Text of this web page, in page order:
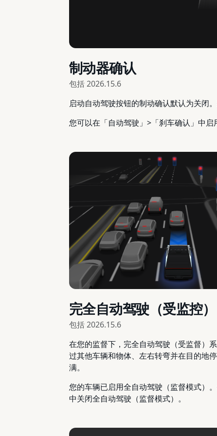
制动器确认
包括2026.15.6
启动自动驾驶按钮的制动确认默认为关闭
您可以在「自动驾驶」>「刹车确认」中启
完全自动驾驶（受监控）
包括2026.15.6
在您的监督下，完全自动驾驶（受监督）
过其他车辆和物体、左右转弯并在目的地
满。
您的车辆已启用全自动驾驶（监督模式）
中关闭全自动驾驶（监督模式）。